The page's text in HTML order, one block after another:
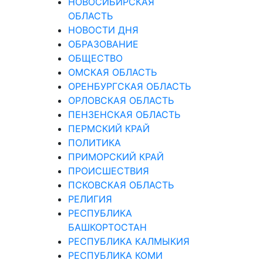
ОБЛАСТЬ
НОВОСТИ ДНЯ
ОБРАЗОВАНИЕ
ОБЩЕСТВО
ОМСКАЯ ОБЛАСТЬ
ОРЕНБУРГСКАЯ ОБЛАСТЬ
ОРЛОВСКАЯ ОБЛАСТЬ
ПЕНЗЕНСКАЯ ОБЛАСТЬ
ПЕРМСКИЙ КРАЙ
ПОЛИТИКА
ПРИМОРСКИЙ КРАЙ
ПРОИСШЕСТВИЯ
ПСКОВСКАЯ ОБЛАСТЬ
РЕЛИГИЯ
РЕСПУБЛИКА
БАШКОРТОСТАН
РЕСПУБЛИКА КАЛМЫКИЯ
РЕСПУБЛИКА КОМИ